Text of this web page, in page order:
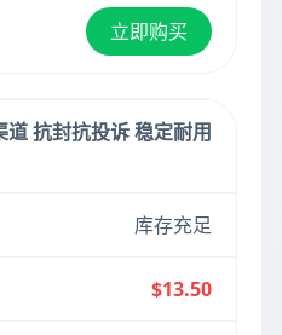
立即购买
抗封抗投诉 稳定耐用
库存充足
$13.50